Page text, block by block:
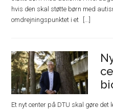
hvis den skal støtte børn med
omdrejningspunktet i et
Et nyt center på DTU skal gøre det